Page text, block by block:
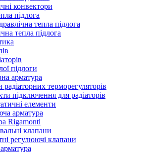
конвектори
підлога
тепла підлога
тепла підлога
підлоги
арматура
терморегуляторів
підключення для радіаторів
елементи
арматура
Rigamonti
клапани
регулюючі клапани